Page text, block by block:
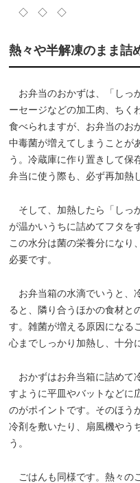
◇ ◇ ◇
熱々や半解凍のまま詰
お弁当のおかずは、「しっ
ーセージなどの加工肉、ちく
食べられますが、お弁当のお
中毒菌が増えてしまうことが
う。冷蔵庫に作り置きして保
弁当に使う際も、必ず再加熱
そして、加熱したら「しっ
が温かいうちに詰めてフタを
この水分は菌の栄養分になり
必要です。
お弁当箱の水滴でいうと、
ると、隣り合うほかの食材と
す。雑菌が増える原因になる
心までしっかり加熱し、十分
おかずはお弁当箱に詰めて
すように平皿やバットなどに
のがポイントです。そのほう
冷剤を敷いたり、扇風機やう
う。
ごはんも同様です。熱々の